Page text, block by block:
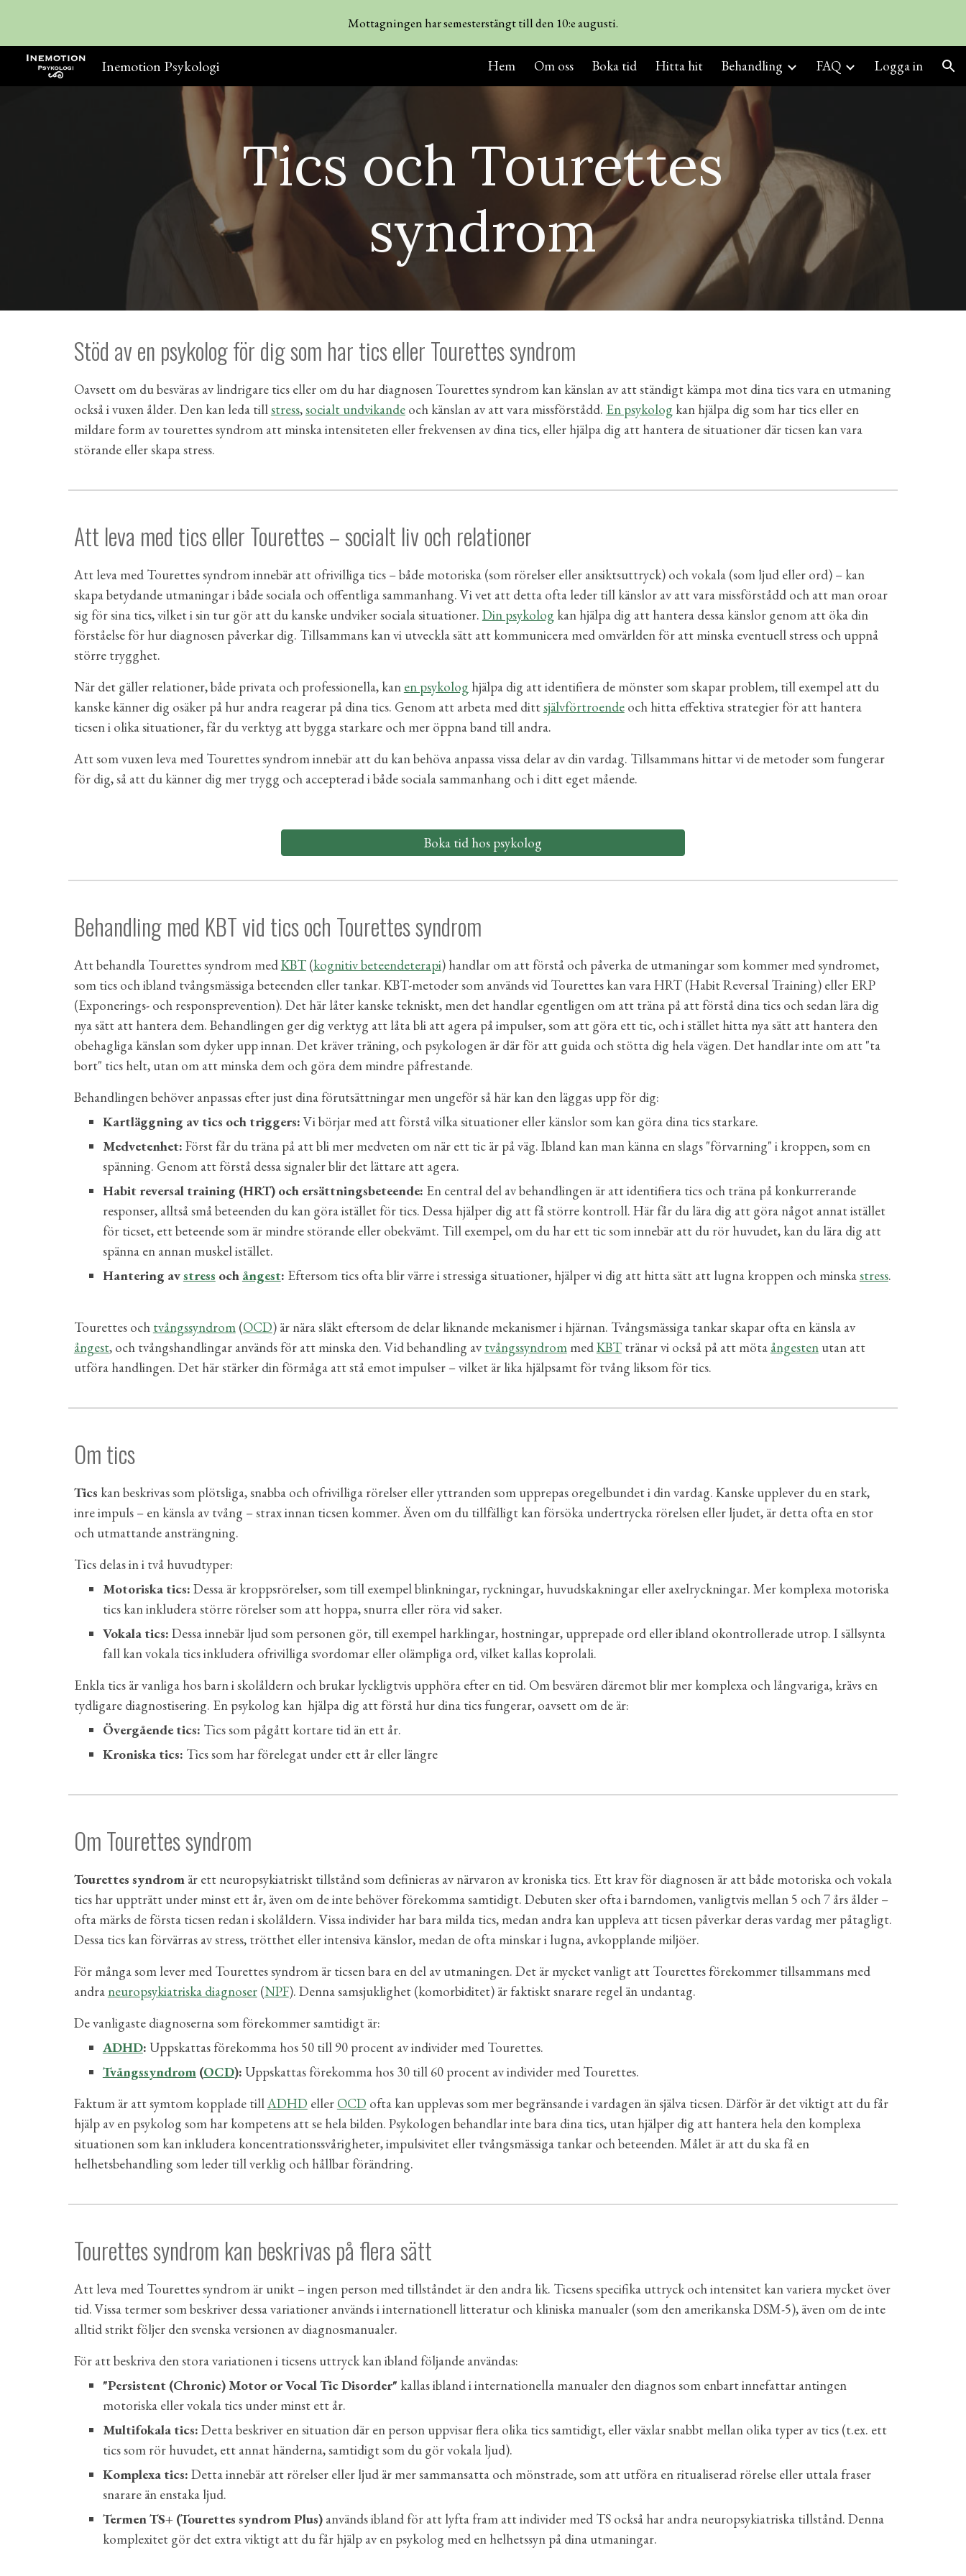
Skip to main content Skip to navigation
Mottagningen har semesterstängt till den 10:e augusti.
Inemotion Psykologi Hem Om oss Boka tid Hitta hit Behandling FAQ Logga in
Tics och Tourettes
syndrom
Stöd av en psykolog för dig som har tics eller Tourettes syndrom
Oavsett om du besväras av lindrigare tics eller om du har diagnosen Tourettes syndrom kan känslan av att ständigt kämpa mot dina tics vara en utmaning
också ivuxen ålder. Denkan leda tillstress,socialt undvikandeoch känslan av att vara missförstådd. En psykolog kan hjälpa dig som har tics eller en
mildare form av tourettes syndrom att minska intensiteten eller frekvensen av dina tics, eller hjälpa dig att hantera de situationer där ticsen kan vara
störande eller skapa stress.
Att leva med tics eller Tourettes – socialt liv och relationer
Att leva med Tourettes syndrom innebär att ofrivilliga tics – både motoriska (som rörelser eller ansiktsuttryck) och vokala (som ljud eller ord) – kan
skapa betydande utmaningar i både sociala och offentliga sammanhang. Vi vet att detta ofta leder till känslor av att vara missförstådd och att man oroar
sig för sina tics, vilket i sin tur gör att du kanske undviker sociala situationer. Din psykolog kan hjälpa dig att hantera dessa känslor genom att öka din
förståelse för hur diagnosen påverkar dig. Tillsammans kan vi utveckla sätt att kommunicera med omvärlden för att minska eventuell stress och uppnå
större trygghet.
När det gäller relationer, både privata och professionella, kan en psykolog hjälpa dig att identifiera de mönster som skapar problem, till exempel att du
kanske känner dig osäker på hur andra reagerar på dina tics. Genom att arbeta med dittsjälvförtroendeoch hitta effektiva strategier för att hantera
ticsen i olika situationer, får du verktyg att bygga starkare och mer öppna band till andra.
Att som vuxen leva med Tourettes syndrom innebär att du kan behöva anpassa vissa delar av din vardag. Tillsammans hittar vi de metoder som fungerar
för dig, så att du känner dig mer trygg och accepterad i både sociala sammanhang och i ditt eget mående.
Boka tid hos psykolog
Behandling med KBT vid tics och Tourettes syndrom
Att behandla Tourettes syndrom medKBT(kognitiv beteendeterapi) handlar om att förstå och påverka de utmaningar som kommer med syndromet,
som tics och ibland tvångsmässiga beteenden eller tankar. KBT-metodersom används vid Tourettes kan varaHRT (Habit Reversal Training) eller ERP
(Exponerings- och responsprevention). Det här låter kanske tekniskt, men det handlar egentligen om att träna på att förstå dina tics och sedan lära dig
nya sätt att hantera dem. Behandlingen ger dig verktyg att låta bli att agera på impulser, som att göra ett tic, och i stället hitta nya sätt att hantera den
obehagliga känslan som dyker upp innan. Det kräver träning, och psykologen är där för att guida och stötta dig hela vägen. Det handlar inte om att "ta
bort" tics helt, utan om att minska dem och göra dem mindre påfrestande.
Behandlingen behöver anpassas efter just dina förutsättningar men ungeför så här kan den läggas upp för dig:
Kartläggning av tics och triggers:Vi börjar med att förstå vilka situationer eller känslor som kan göra dina tics starkare.
Medvetenhet: Först får du träna på att bli mer medveten om när ett tic är på väg. Ibland kan man känna en slags "förvarning" i kroppen, som en
spänning. Genom att förstå dessa signaler blir det lättare att agera.
Habit reversal training (HRT) och ersättningsbeteende: En central del av behandlingen är att identifiera tics och träna på konkurrerande
responser, alltså små beteenden du kan göra istället för tics. Dessa hjälper dig att få större kontroll. Här får du lära dig att göra något annat istället
för ticset, ett beteende som är mindre störande eller obekvämt. Till exempel, om du har ett tic som innebär att du rör huvudet, kan du lära dig att
spänna en annan muskel istället.
Hantering avstress och ångest: Eftersom tics ofta blir värre i stressiga situationer, hjälper vi dig att hitta sätt att lugna kroppen och minskastress.
Tourettes och tvångssyndrom(OCD) är nära släkt eftersom de delar liknande mekanismer i hjärnan. Tvångsmässiga tankar skapar ofta en känsla av
ångest, och tvångshandlingar används för att minska den. Vid behandling av tvångssyndrommedKBTtränar vi också på att möta ångestenutan att
utföra handlingen. Det här stärker din förmåga att stå emot impulser – vilket är lika hjälpsamt för tvång liksom för tics.
Om tics
Tics kan beskrivas som plötsliga, snabba och ofrivilliga rörelser eller yttranden som upprepas oregelbundet i din vardag. Kanske upplever du en stark,
inre impuls – en känsla av tvång – strax innan ticsen kommer. Även om du tillfälligt kan försöka undertrycka rörelsen eller ljudet, är detta ofta en stor
och utmattande ansträngning.
Tics delas in i två huvudtyper:
Motoriska tics: Dessa är kroppsrörelser, som till exempel blinkningar, ryckningar, huvudskakningar eller axelryckningar. Mer komplexa motoriska
tics kan inkludera större rörelser som att hoppa, snurra eller röra vid saker.
Vokala tics: Dessa innebär ljud som personen gör, till exempel harklingar, hostningar, upprepade ord eller ibland okontrollerade utrop. I sällsynta
fall kan vokala tics inkludera ofrivilliga svordomar eller olämpliga ord, vilket kallas koprolali.
Enkla tics är vanliga hos barn i skolåldern och brukar lyckligtvis upphöra efter en tid. Om besvären däremot blir mer komplexa och långvariga, krävs en
tydligare diagnostisering. En psykolog kan hjälpa dig att förstå hur dina tics fungerar, oavsett om de är:
Övergående tics: Tics som pågått kortare tid än ett år.
Kroniska tics: Tics som har förelegat under ett år eller längre
Om Tourettes syndrom
Tourettes syndromär ett neuropsykiatriskt tillstånd som definieras av närvaron av kroniska tics. Ett krav för diagnosen är att både motoriska och vokala
tics har uppträtt under minst ett år, även om de inte behöver förekomma samtidigt. Debuten sker ofta i barndomen, vanligtvis mellan 5 och 7 års ålder–
ofta märks de första ticsen redan i skolåldern.Vissa individer har bara milda tics, medan andra kan uppleva att ticsen påverkar deras vardag mer påtagligt.
Dessa tics kan förvärras av stress, trötthet eller intensiva känslor, medan de ofta minskar i lugna, avkopplande miljöer.
För många som lever med Tourettes syndrom är ticsen bara en del av utmaningen. Det är mycket vanligt att Tourettes förekommer tillsammans med
andra neuropsykiatriska diagnoser(NPF). Denna samsjuklighet (komorbiditet) är faktiskt snarare regel än undantag.
De vanligaste diagnoserna som förekommer samtidigt är:
ADHD: Uppskattas förekomma hos 50 till 90 procent av individer med Tourettes.
Tvångssyndrom(OCD): Uppskattas förekomma hos 30 till 60 procent av individer med Tourettes.
Faktum är att symtom kopplade tillADHD eller OCD ofta kan upplevas som mer begränsande i vardagen än själva ticsen. Därför är det viktigt att du får
hjälp av en psykolog som har kompetens att se hela bilden. Psykologen behandlar inte bara dina tics, utan hjälper dig att hantera hela den komplexa
situationen som kan inkludera koncentrationssvårigheter, impulsivitet eller tvångsmässiga tankar och beteenden. Målet är att du ska få en
helhetsbehandling som leder till verklig och hållbar förändring.
Tourettes syndrom kan beskrivas på flera sätt
Att leva med Tourettes syndrom är unikt – ingen person med tillståndet är den andra lik. Ticsens specifika uttryck och intensitet kan variera mycket över
tid. Vissa termer som beskriver dessa variationer används i internationell litteratur och kliniska manualer (som den amerikanska DSM-5), även om de inte
alltid strikt följer den svenska versionen av diagnosmanualer.
För att beskriva den stora variationen i ticsens uttryck kan ibland följande användas:
"Persistent (Chronic) Motor or Vocal Tic Disorder" kallas ibland i internationella manualer den diagnos som enbart innefattar antingen
motoriska eller vokala tics under minst ett år.
Multifokala tics: Detta beskriver en situation där en person uppvisar flera olika tics samtidigt, eller växlar snabbt mellan olika typer av tics (t.ex. ett
tics som rör huvudet, ett annat händerna, samtidigt som du gör vokala ljud).
Komplexa tics: Detta innebär att rörelser eller ljud är mer sammansatta och mönstrade, som att utföra en ritualiserad rörelse eller uttala fraser
snarare än enstaka ljud.
Termen TS+ (Tourettes syndrom Plus)används ibland för att lyfta fram att individer med TS också har andra neuropsykiatriska tillstånd. Denna
komplexitet gör det extra viktigt att du får hjälp av en psykolog med en helhetssyn på dina utmaningar.